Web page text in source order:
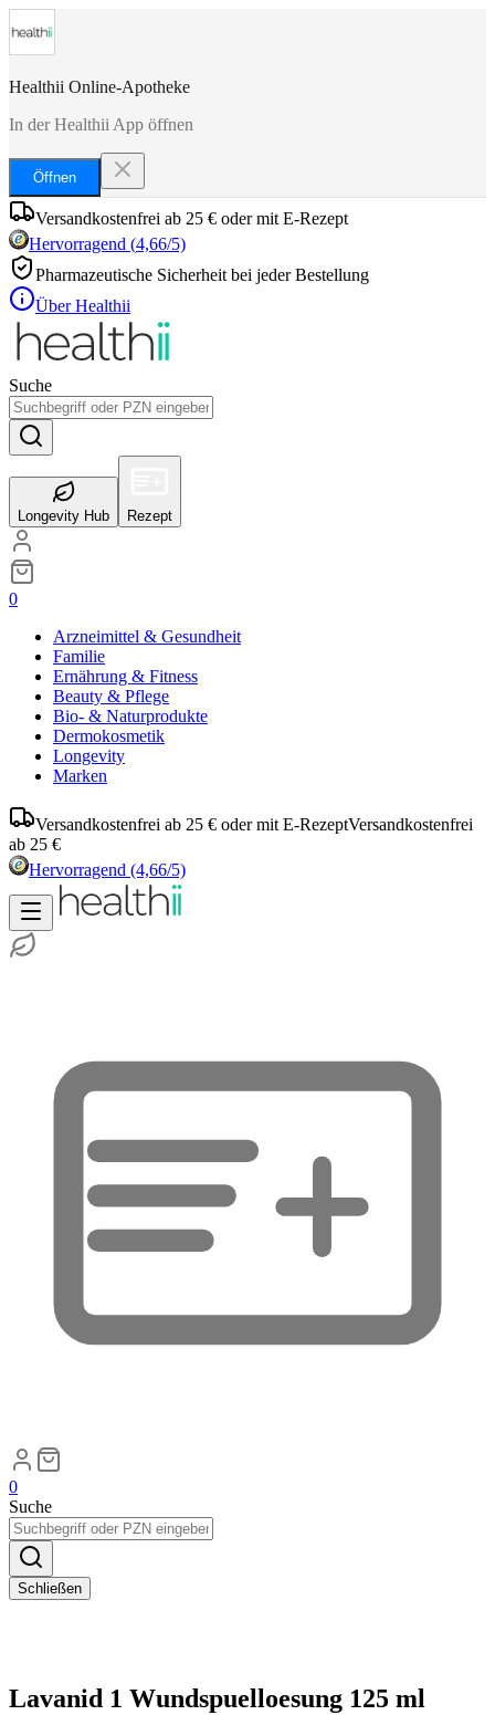
Healthii Online-Apotheke
In der Healthii App öffnen
Öffnen
Versandkostenfrei ab 25 € oder mit E-Rezept
Hervorragend (4,66/5)
Pharmazeutische Sicherheit bei jeder Bestellung
Über Healthii
Suche
Longevity Hub Rezept
0
Arzneimittel & Gesundheit
Familie
Ernährung & Fitness
Beauty & Pflege
Bio- & Naturprodukte
Dermokosmetik
Longevity
Marken
Versandkostenfrei ab 25 € oder mit E-RezeptVersandkostenfrei
ab 25 €
Hervorragend (4,66/5)
0
Suche
Schließen
Lavanid 1 Wundspuelloesung 125 ml